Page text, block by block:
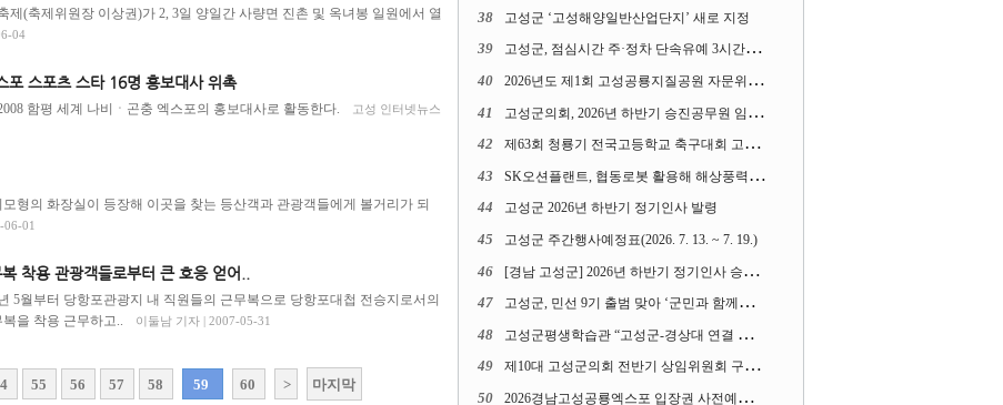
제(축제위원장 이상권)가 2, 3일 양일간 사량면 진촌 및 옥녀봉 일원에서 열
04
포 스포츠 스타 16명 홍보대사 위촉
함평 세계 나비ㆍ곤충 엑스포의 홍보대사로 활동한다. 고성 인터넷뉴스
형의 화장실이 등장해 이곳을 찾는 등산객과 관광객들에게 볼거리가 되
06-01
착용 관광객들로부터 큰 호응 얻어..
5월부터 당항포관광지 내 직원들의 근무복으로 당항포대첩 전승지로서의
을 착용 근무하고..
이둘남 기자 | 2007-05-31
55 56 57 58 59 60 > 마지막
38 고성군 ‘고성해양일반산업단지’ 새로 지정
39 고성군, 점심시간 주·정차 단속유예 3시간으로 확대
40 2026년도 제1회 고성공룡지질공원 자문위원회 열어
41 고성군의회, 2026년 하반기 승진공무원 임용장 수여
42 제63회 청룡기 전국고등학교 축구대회 고성서 열린다
43 SK오션플랜트, 협동로봇 활용해 해상풍력 생산 혁신 속도 낸다
44 고성군 2026년 하반기 정기인사 발령
45 고성군 주간행사예정표(2026. 7. 13. ~ 7. 19.)
46 [경남 고성군] 2026년 하반기 정기인사 승진심사 결과
47 고성군, 민선 9기 출범 맞아 ‘군민과 함께하는 대전환 소통간담회’ 열어
48 고성군평생학습관 “고성군-경상대 연결 평생교육” 운영
49 제10대 고성군의회 전반기 상임위원회 구성 완료
50 2026경남고성공룡엑스포 입장권 사전예매 시작